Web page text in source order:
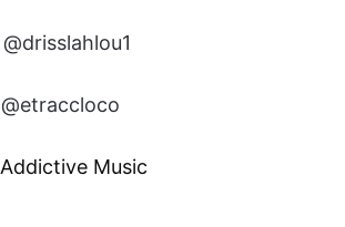
Addictive Music